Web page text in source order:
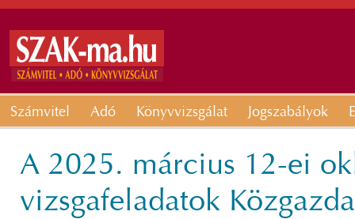
Számvitel Adó Könyvvizsgálat Jogszabályok
A 2025. március 12-ei
vizsgafeladatok